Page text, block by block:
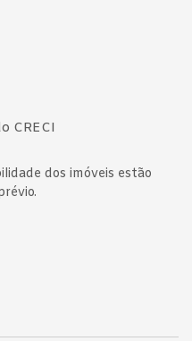
CRECI
dos imóveis estão